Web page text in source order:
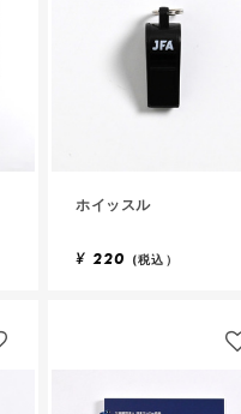
ホイッスル
¥ 220 (税込）